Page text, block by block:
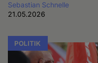
Sebastian Schnelle
21.05.2026
POLITIK